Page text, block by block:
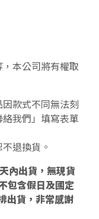
本公司將有權取
款式不同無法刻
我們」填寫表單
退換貨。
內出貨，無現貨
包含假日及國定
出貨，非常感謝